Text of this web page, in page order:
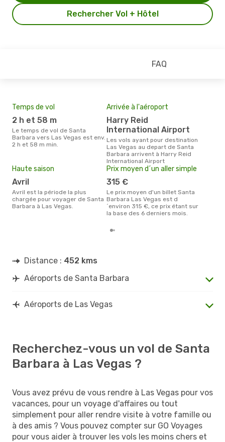
Rechercher Vol + Hôtel
FAQ
Temps de vol
2 h et 58 m
Le temps de vol de Santa
Barbara vers Las Vegas est env.
2 h et 58 m min.
Arrivée à l'aéroport
Harry Reid
International Airport
Les vols ayant pour destination
Las Vegas au depart de Santa
Barbara arrivent à Harry Reid
International Airport
Haute saison
avril
avril est la période la plus
chargée pour voyager de Santa
Barbara à Las Vegas.
Prix moyen d´un aller simple
315 €
Le prix moyen d'un billet Santa
Barbara Las Vegas est d
´environ 315 €, ce prix étant sur
la base des 6 derniers mois.
Distance : 452 kms
Aéroports de Santa Barbara
Aéroports de Las Vegas
Recherchez-vous un vol de Santa
Barbara à Las Vegas ?
Vous avez prévu de vous rendre à Las Vegas pour vos
vacances, pour un voyage d'affaires ou tout
simplement pour aller rendre visite à votre famille ou
à des amis ? Vous pouvez compter sur GO Voyages
pour vous aider à trouver les vols les moins chers et